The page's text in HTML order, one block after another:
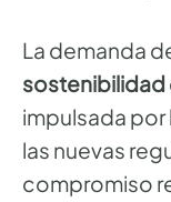
La demanda
sostenibilidad
impulsada
las nuevas
compromiso